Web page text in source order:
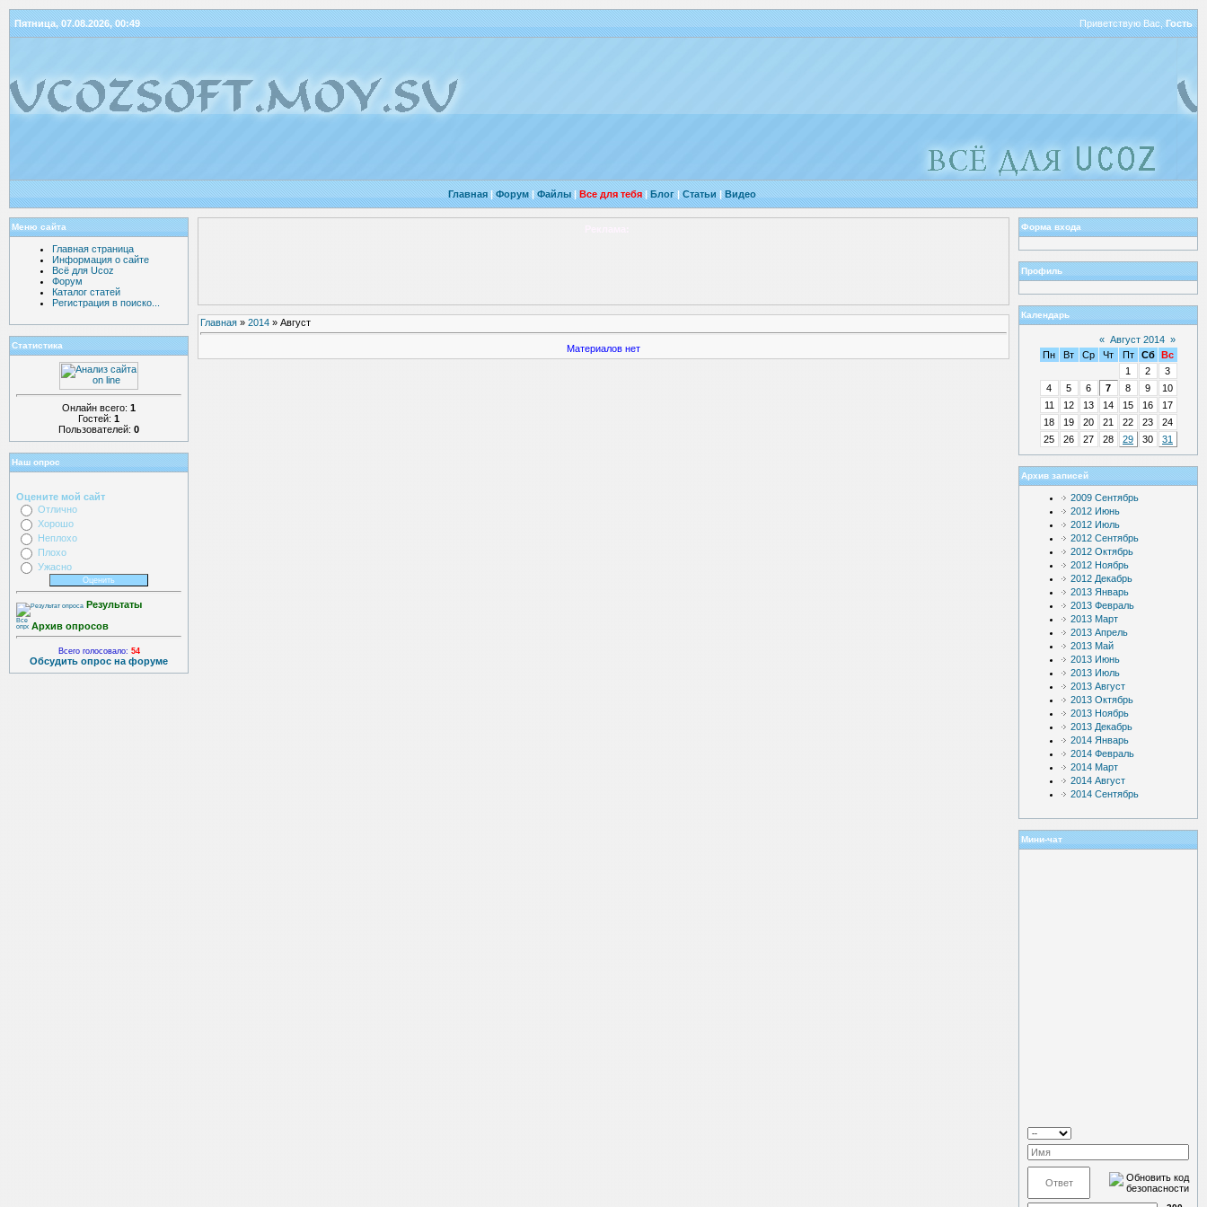
Пятница, 07.08.2026, 00:49 Приветствую Вас Гость
Главная | Форум | Файлы | Все для тебя | Блог | Статьи | Видео
Меню сайта
Главная страница
Информация о сайте
Всё для Ucoz
Форум
Каталог статей
Регистрация в поиско...
Статистика
Онлайн всего: 1
Гостей: 1
Пользователей: 0
Наш опрос
Оцените мой сайт
Отлично
Хорошо
Неплохо
Плохо
Ужасно
Результаты
Архив опросов
Всего голосовало: 54
Обсудить опрос на форуме
Главная » 2014 » Август
Материалов нет
Форма входа
Профиль
Календарь
« Август 2014 »
Пн
Вт Ср Чт Пт Сб
Вс
1
2
3
4
5 6 7 8 9
10
11
12 13 14 15 16
17
18
19 20 21 22 23
24
25
26 27 28 29 30 31
Архив записей
2009 Сентябрь
2012 Июнь
2012 Июль
2012 Сентябрь
2012 Октябрь
2012 Ноябрь
2012 Декабрь
2013 Январь
2013 Февраль
2013 Март
2013 Апрель
2013 Май
2013 Июнь
2013 Июль
2013 Август
2013 Октябрь
2013 Ноябрь
2013 Декабрь
2014 Январь
2014 Февраль
2014 Март
2014 Август
2014 Сентябрь
Мини-чат